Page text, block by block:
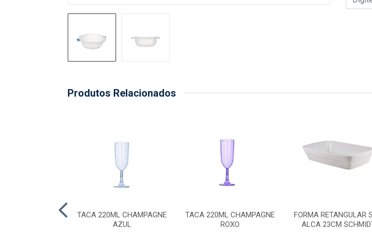
Produtos Relacionados
TACA 220ML CHAMPAGNE
AZUL
TACA 220ML CHAMPAGNE
ROXO
FORMA RETANGULAR
ALCA 23CM